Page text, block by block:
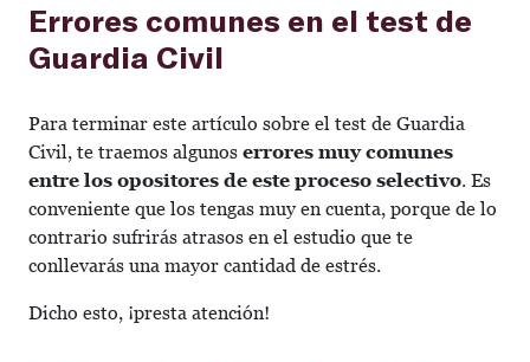
Errores comunes en el test de
Guardia Civil
Para terminar este artículo sobre el test de Guardia
Civil, te traemos algunos errores muy comunes
entre los opositores de este proceso selectivo. Es
conveniente que los tengas muy en cuenta, porque de lo
contrario sufrirás atrasos en el estudio que te
conllevarás una mayor cantidad de estrés.
Dicho esto, ¡presta atención!